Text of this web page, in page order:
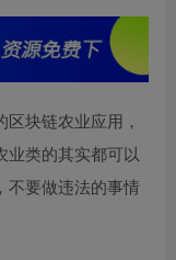
块链农业应用，
业类的其实都可以
不要做违法的事情